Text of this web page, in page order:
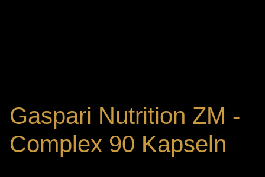
Gaspari Nutrition ZM -
Complex 90 Kapseln